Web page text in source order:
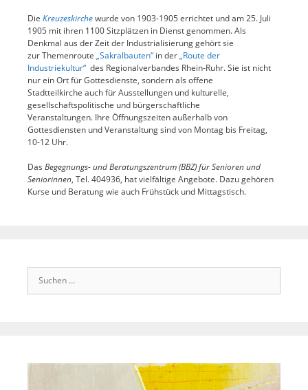
Die Kreuzeskirchewurde von 1903-1905 errichtet und am 25. Juli
1905 mit ihren 1100 Sitzplätzen in Dienst genommen. Als
Denkmal aus der Zeit der Industrialisierung gehört sie
zur Themenroute „Sakralbauten“ in der„Route der
Industriekultur“ des Regionalverbandes Rhein-Ruhr. Sie ist nicht
nur ein Ort für Gottesdienste, sondern als offene
Stadtteilkirche auch für Ausstellungen und kulturelle,
gesellschaftspolitische und bürgerschaftliche
Veranstaltungen. Ihre Öffnungszeiten außerhalb von
Gottesdiensten und Veranstaltung sind von Montag bis Freitag,
10-12 Uhr.
Das Begegnungs- und Beratungszentrum (BBZ) für Senioren und
Seniorinnen, Tel. 404936, hat vielfältige Angebote. Dazu gehören
Kurse und Beratung wie auch Frühstück und Mittagstisch.
Suchen
nach: